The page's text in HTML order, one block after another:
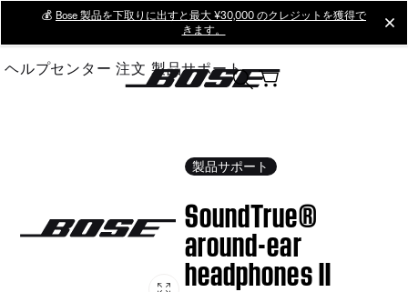
Main
💰 Bose 製品を下取りに出すと最大 ¥30,000 のクレジットを獲得で
きます。
ヘルプセンター 注文 製品サポート
製品サポート
SoundTrue®
around-ear
headphones II